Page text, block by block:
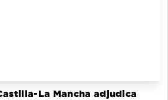
La Mancha adjudica